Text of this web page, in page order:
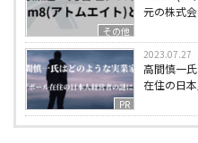
その他
元の株式
PR
2023.07.27
高間慎一
在住の日